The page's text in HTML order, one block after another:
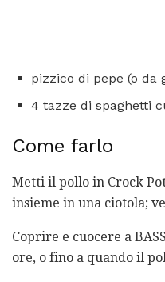
pizzico di pepe (o da
4 tazze di spaghetti
Come farlo
Metti il ​​pollo in Crock
insieme in una ciotola;
Coprire e cuocere a
ore, o fino a quando il